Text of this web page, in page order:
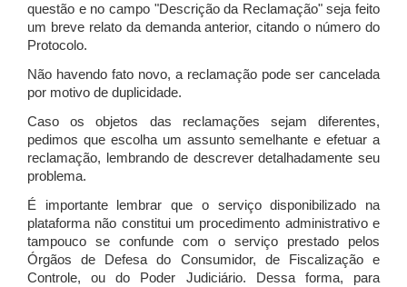
questão e no campo "Descrição da Reclamação" seja feito
um breve relato da demanda anterior, citando o número do
Protocolo.
Não havendo fato novo, a reclamação pode ser cancelada
por motivo de duplicidade.
Caso os objetos das reclamações sejam diferentes,
pedimos que escolha um assunto semelhante e efetuar a
reclamação, lembrando de descrever detalhadamente seu
problema.
É importante lembrar que o serviço disponibilizado na
plataforma não constitui um procedimento administrativo e
tampouco se confunde com o serviço prestado pelos
Órgãos de Defesa do Consumidor, de Fiscalização e
Controle, ou do Poder Judiciário. Dessa forma, para